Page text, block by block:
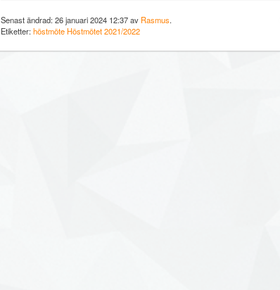
Senast ändrad: 26 januari 2024 12:37 av Rasmus.
Etiketter:höstmöte Höstmötet 2021/2022